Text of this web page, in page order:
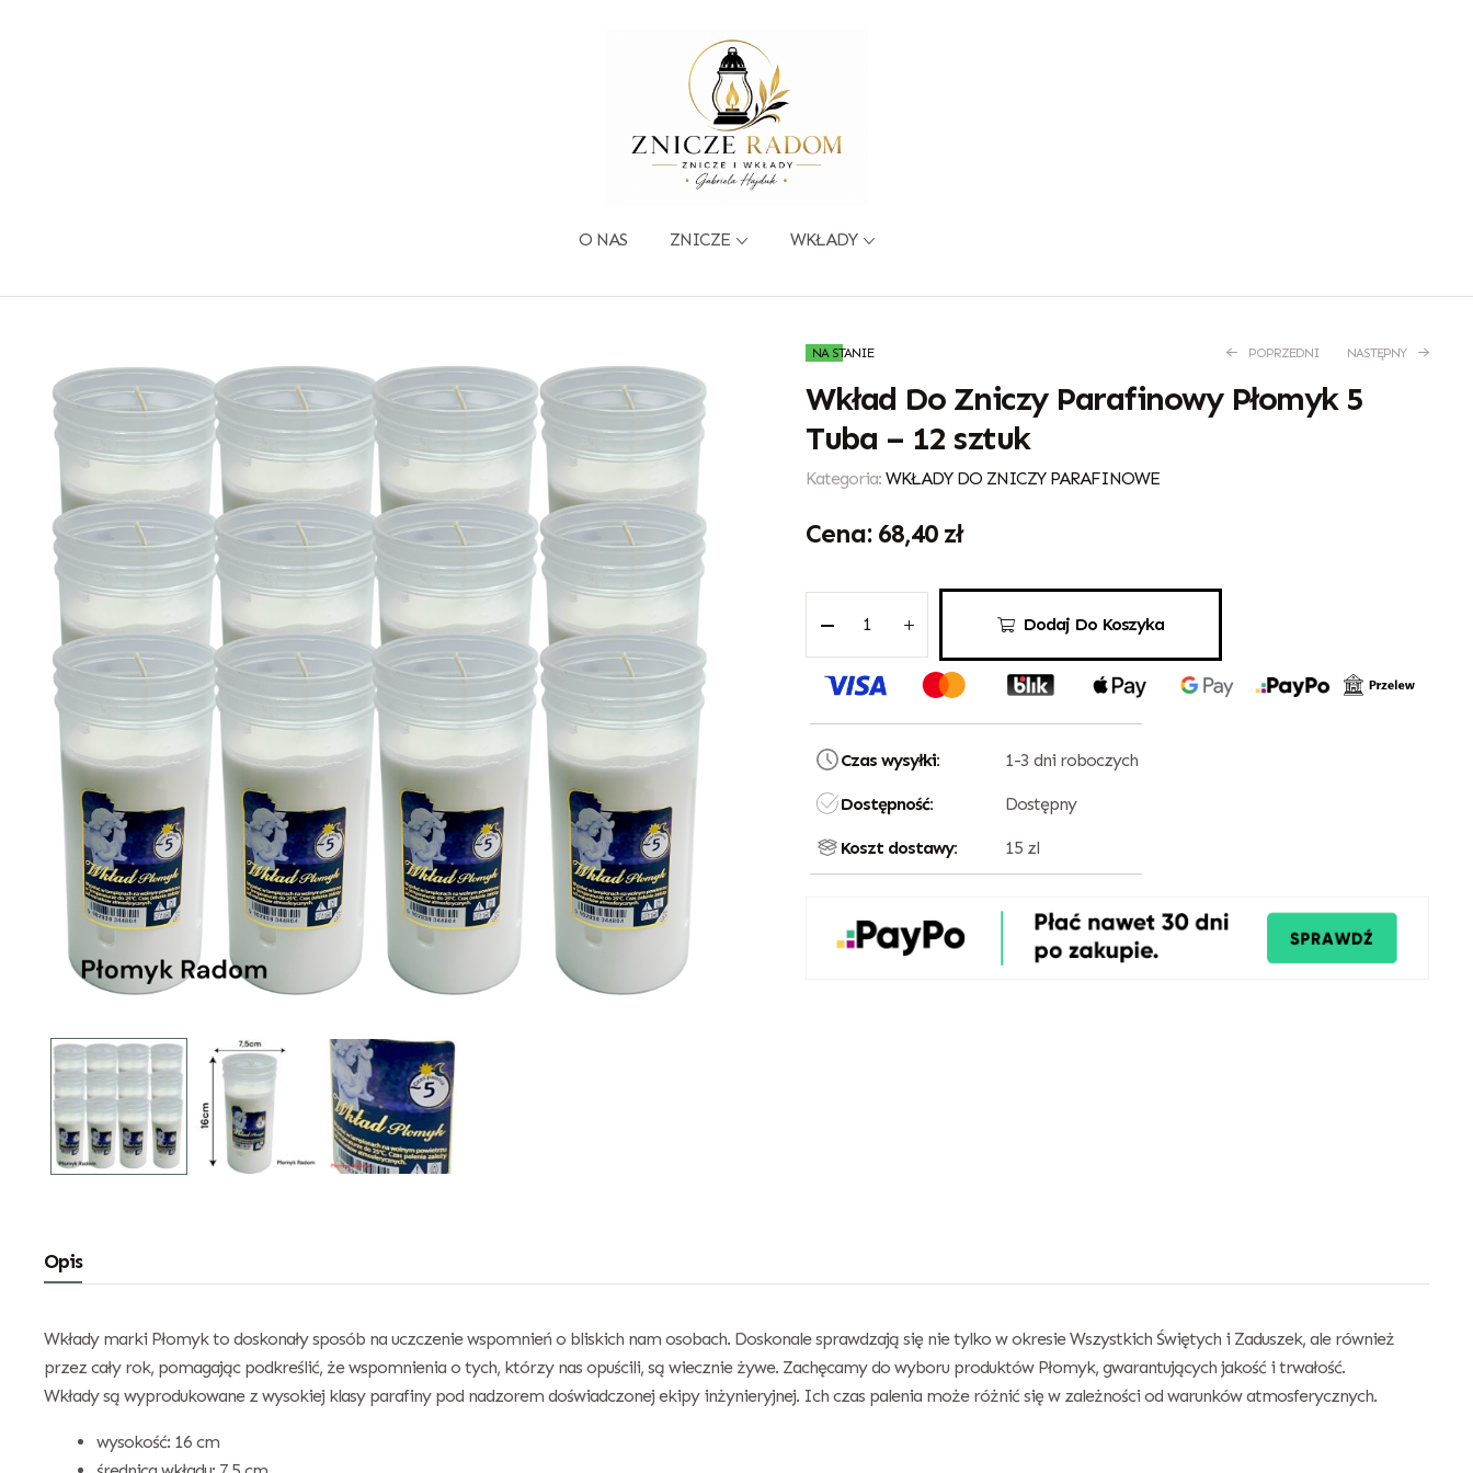
O NAS ZNICZE WKŁADY
NA STANIE POPRZEDNI NASTĘPNY
Wkład Do Zniczy Parafinowy Płomyk 5
Tuba – 12 sztuk
Kategoria:WKŁADY DO ZNICZY PARAFINOWE
68,40 zł
Dodaj Do Koszyka
Czas wysyłki: 1-3 dni roboczych
Dostępność: Dostępny
Koszt dostawy: 15 zl
Opis
Wkłady marki Płomyk to doskonały sposób na uczczenie wspomnień o bliskich nam osobach. Doskonale sprawdzają się nie tylko w okresie Wszystkich Świętych i Zaduszek, ale również
przez cały rok, pomagając podkreślić, że wspomnienia o tych, którzy nas opuścili, są wiecznie żywe. Zachęcamy do wyboru produktów Płomyk, gwarantujących jakość i trwałość.
Wkłady są wyprodukowane z wysokiej klasy parafiny pod nadzorem doświadczonej ekipy inżynieryjnej. Ich czas palenia może różnić się w zależności od warunków atmosferycznych.
wysokość: 16 cm